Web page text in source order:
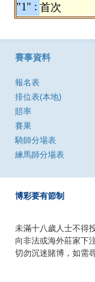
"1" : 首次
賽事資料
報名表
排位表(本地)
賠率
賽果
騎師分場表
練馬師分場表
博彩要有節制
未滿十八歲人士不得
向非法或海外莊家下
切勿沉迷賭博，如需